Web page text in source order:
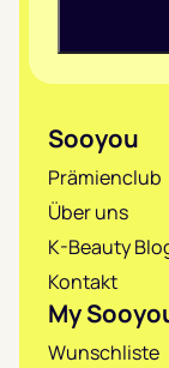
Sooyou
Prämienclub
Über uns
K-Beauty
Kontakt
My
Wunschliste